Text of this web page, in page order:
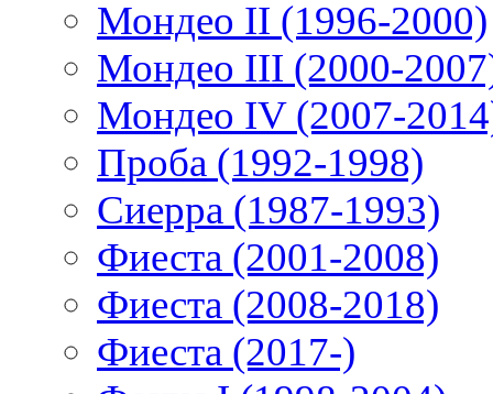
Мондео II (1996-2000)
Мондео III (2000-
Мондео IV (2007-
Проба (1992-1998)
Сиерра (1987-1993)
Фиеста (2001-2008)
Фиеста (2008-2018)
Фиеста (2017-)